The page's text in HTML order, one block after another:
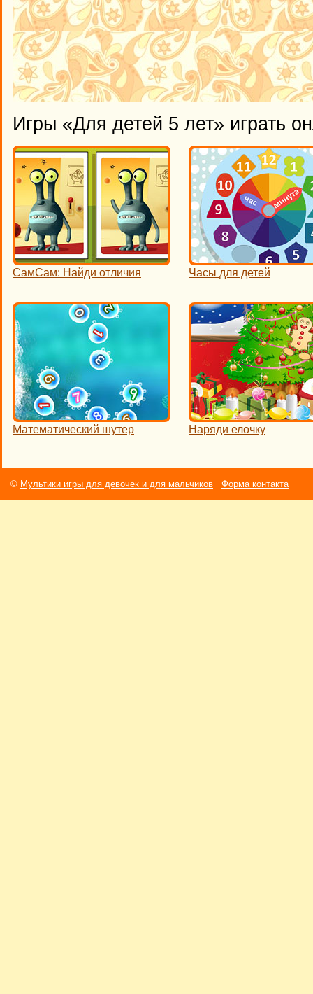
Игры «Для детей 5 лет» играть
СамСам: Найди отличия Часы для детей
Математический шутер Наряди елочку
© Мультики игры для девочек и для мальчиков Форма контакта